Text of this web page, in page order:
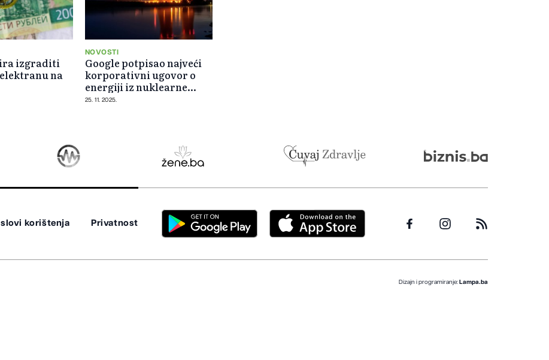
izgraditi
na
NOVOSTI
Google potpisao najveći
korporativni ugovor o
energiji iz nuklearne
fuzije
25. 11. 2025.
korištenja Privatnost
Dizajn i programiranje: Lampa.ba